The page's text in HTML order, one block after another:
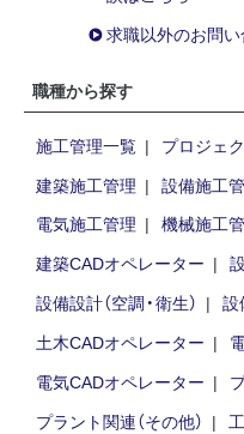
求職以外のお問
職種から探す
施工管理一覧
プロジェ
建築施工管理
設備施工管
電気施工管理
機械施工
建築CADオペレーター
設備設計（空調・衛生）
設
土木CADオペレーター
電気CADオペレーター
プラント関連（その他）